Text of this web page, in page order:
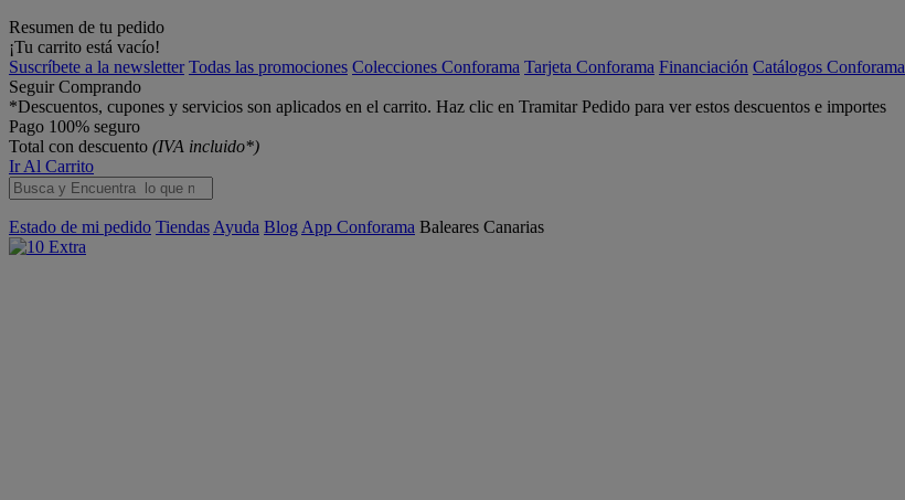
Resumen de tu pedido
¡Tu carrito está vacío!
Suscríbete a la newsletter Todas las promociones Colecciones Conforama Tarjeta Conforama Financiación Catálogos Conforama
Seguir Comprando
*Descuentos, cupones y servicios son aplicados en el carrito. Haz clic en Tramitar Pedido para ver estos descuentos e importes
Pago 100% seguro
Total con descuento (IVA incluido*)
Ir Al Carrito
Estado de mi pedido Tiendas Ayuda Blog App Conforama Baleares Canarias